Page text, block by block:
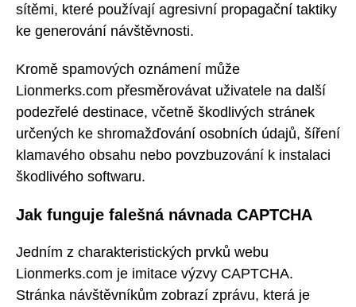
sítěmi, které používají agresivní propagační taktiky
ke generování návštěvnosti.
Kromě spamových oznámení může
Lionmerks.com přesměrovávat uživatele na další
podezřelé destinace, včetně škodlivých stránek
určených ke shromažďování osobních údajů, šíření
klamavého obsahu nebo povzbuzování k instalaci
škodlivého softwaru.
Jak funguje falešná návnada CAPTCHA
Jedním z charakteristických prvků webu
Lionmerks.com je imitace výzvy CAPTCHA.
Stránka návštěvníkům zobrazí zprávu, která je